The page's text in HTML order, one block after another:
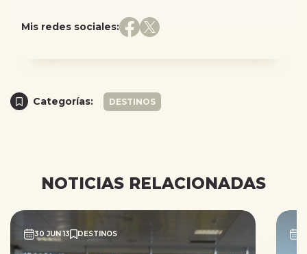
Mis redes sociales:
Categorías: DESTINOS
NOTICIAS RELACIONADAS
30 JUN 13 DESTINOS